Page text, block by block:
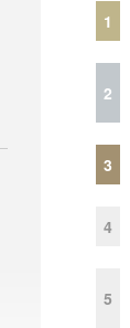
1
2
3
4
5